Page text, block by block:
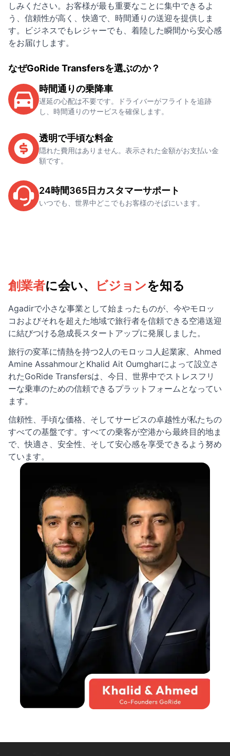
しみください。お客様が最も重要なことに集中できるよ
う、信頼性が高く、快適で、時間通りの送迎を提供しま
す。ビジネスでもレジャーでも、着陸した瞬間から安心感
をお届けします。
なぜGoRide Transfersを選ぶのか？
時間通りの乗降車
遅延の心配は不要です。ドライバーがフライトを追跡
し、時間通りのサービスを確保します。
透明で手頃な料金
隠れた費用はありません。表示された金額がお支払い金
額です。
24時間365日カスタマーサポート
いつでも、世界中どこでもお客様のそばにいます。
創業者に会い、 ビジョンを知る
Agadirで小さな事業として始まったものが、今やモロッ
コおよびそれを超えた地域で旅行者を信頼できる空港送迎
に結びつける急成長スタートアップに発展しました。
旅行の変革に情熱を持つ2人のモロッコ人起業家、Ahmed
Amine AssahmourとKhalid Ait Oumgharによって設立さ
れたGoRide Transfersは、今日、世界中でストレスフリ
ーな乗車のための信頼できるプラットフォームとなってい
ます。
信頼性、手頃な価格、そしてサービスの卓越性が私たちの
すべての基盤です。すべての乗客が空港から最終目的地ま
で、快適さ、安全性、そして安心感を享受できるよう努め
ています。